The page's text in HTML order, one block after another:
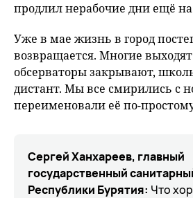
продлил нерабочие дни ещё
Уже в мае жизнь в город
возвращается. Многие
обсерваторы закрывают,
дистант. Мы все смирились с
переименовали её по-
Сергей Ханхареев, главный
государственный
Республики Бурятия: Что